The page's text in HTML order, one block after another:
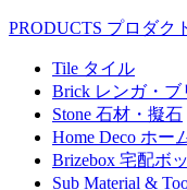
PRODUCTS プロダク
Tile タイル
Brick レンガ・ブ
Stone 石材・擬石
Home Deco ホー
Brizebox 宅配ボ
Sub Material &